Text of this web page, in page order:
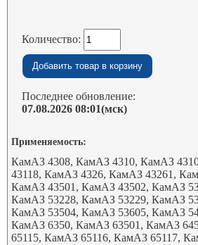
Количество:
Последнее обновление:
07.08.2026 08:01(мск)
Применяемость:
КамАЗ 4308, КамАЗ 4310, КамАЗ
43118, КамАЗ 4326, КамАЗ 43261,
КамАЗ 43501, КамАЗ 43502, КамАЗ
КамАЗ 53228, КамАЗ 53229, КамАЗ
КамАЗ 53504, КамАЗ 53605, КамАЗ
КамАЗ 6350, КамАЗ 63501, КамАЗ
65115, КамАЗ 65116, КамАЗ 65117,